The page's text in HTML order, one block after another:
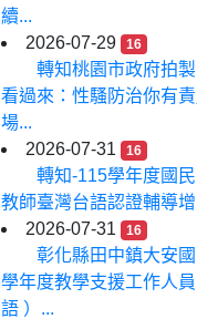
續...
2026-07-29
16
轉知桃園市政府拍
看過來：性騷防治你有
場...
2026-07-31
16
轉知-115學年度國
教師臺灣台語認證輔導
2026-07-31
16
彰化縣田中鎮大安
學年度教學支援工作人
語 ）...